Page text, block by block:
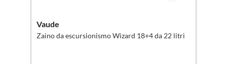
Vaude
Zaino da escursionismo Wizard 18+4 da 22 litri